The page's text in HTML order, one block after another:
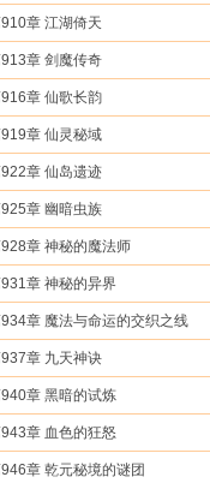
章 江湖倚天
章 剑魔传奇
章 仙歌长韵
章 仙灵秘域
章 仙岛遗迹
章 幽暗虫族
章 神秘的魔法师
章 神秘的异界
章 魔法与命运的交织之线
章 九天神诀
章 黑暗的试炼
章 血色的狂怒
章 乾元秘境的谜团